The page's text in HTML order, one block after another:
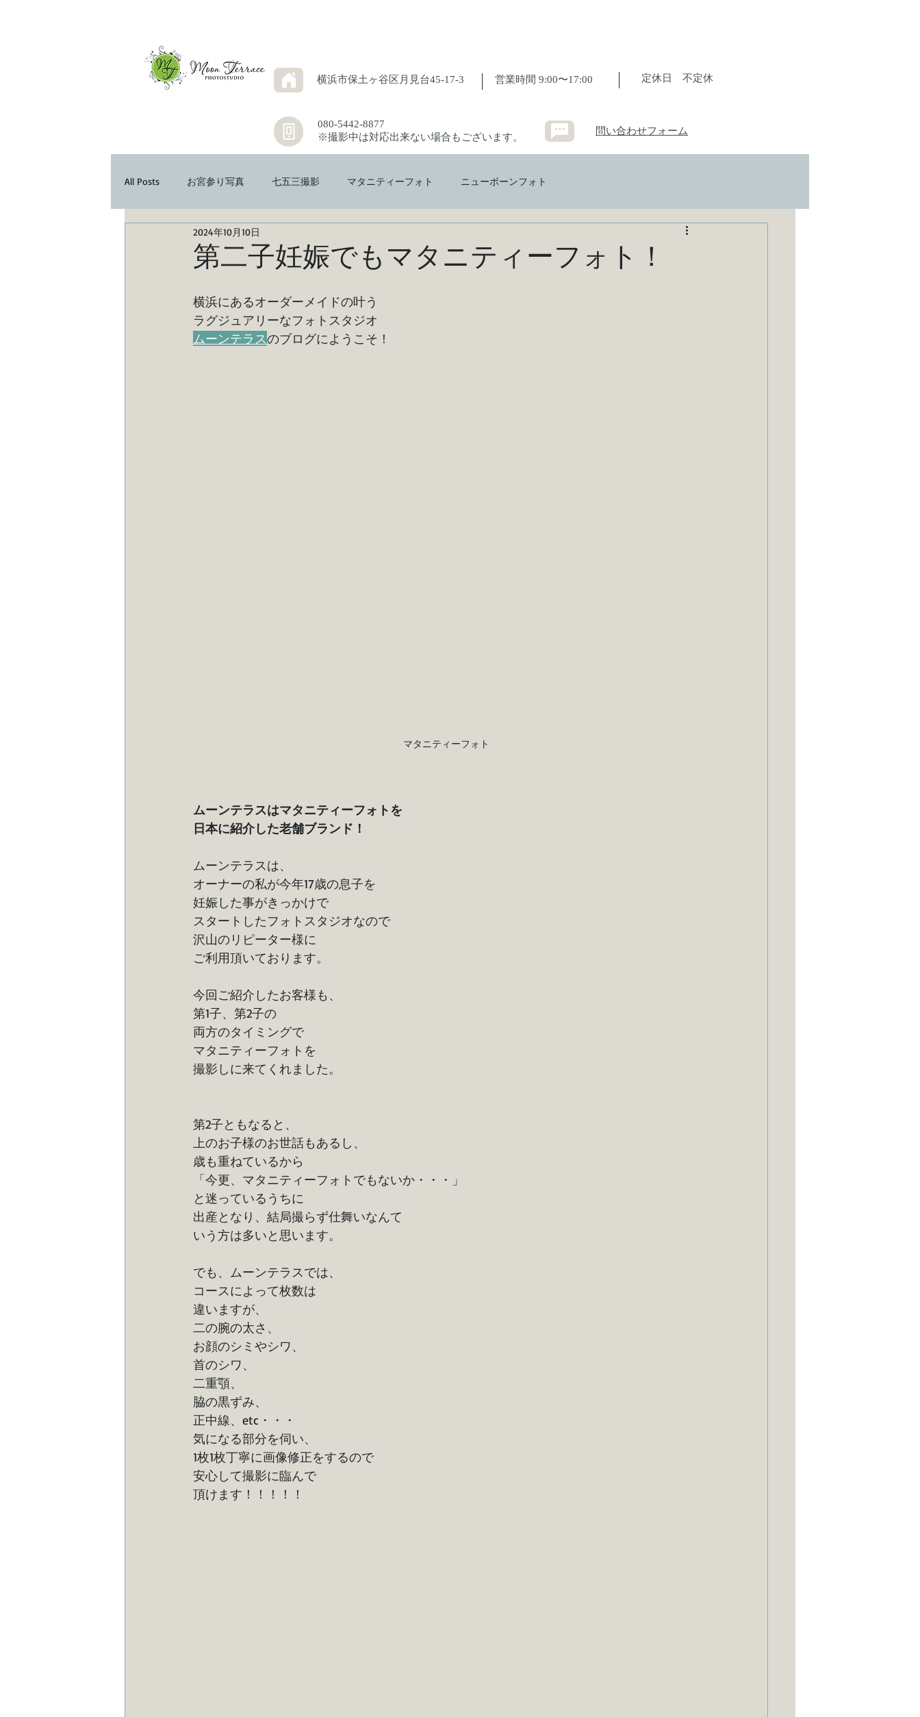
横浜市保土ヶ谷区月見台45-17-3 ​営業時間 9:00〜17:00 ​定休日 不定休
080-5442-8877
※撮影中は対応出来ない場合もございます。
問い合わせフォーム
All Posts お宮参り写真 七五三撮影 マタニティーフォト ニューボーンフォト
第二子妊娠でもマタニティーフォト！
2024年10月10日
横浜にあるオーダーメイドの叶う
ラグジュアリーなフォトスタジオ
ムーンテラスのブログにようこそ！
マタニティーフォト
ムーンテラスはマタニティーフォトを
日本に紹介した老舗ブランド！
ムーンテラスは、
オーナーの私が今年17歳の息子を
妊娠した事がきっかけで
スタートしたフォトスタジオなので
沢山のリピーター様に
ご利用頂いております。
今回ご紹介したお客様も、
第1子、第2子の
両方のタイミングで
マタニティーフォトを
撮影しに来てくれました。
第2子ともなると、
上のお子様のお世話もあるし、
歳も重ねているから
「今更、マタニティーフォトでもないか・・・」
と迷っているうちに
出産となり、結局撮らず仕舞いなんて
いう方は多いと思います。
でも、ムーンテラスでは、
コースによって枚数は
違いますが、
二の腕の太さ、
お顔のシミやシワ、
首のシワ、
二重顎、
脇の黒ずみ、
正中線、etc・・・
気になる部分を伺い、
1枚1枚丁寧に画像修正をするので
安心して撮影に臨んで
頂けます！！！！！